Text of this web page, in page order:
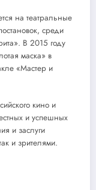
на театральные
среди
В 2015 году
маска» в
«Мастер и
кино и
и успешных
и заслуги
и зрителями.